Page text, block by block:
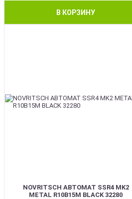
В КОРЗИНУ
NOVRITSCH АВТОМАТ SSR4 MK2
METAL R10B15M BLACK 32280